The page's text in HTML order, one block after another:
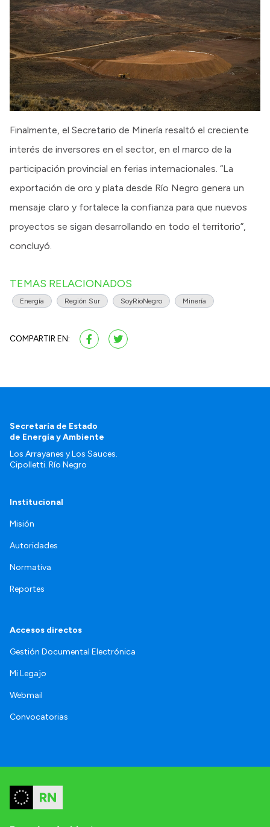
Finalmente, el Secretario de Minería resaltó el creciente
interés de inversores en el sector, en el marco de la
participación provincial en ferias internacionales. “La
exportación de oro y plata desde Río Negro genera un
mensaje claro y fortalece la confianza para que nuevos
proyectos se sigan desarrollando en todo el territorio”,
concluyó.
TEMAS RELACIONADOS
Energía Región Sur SoyRioNegro Minería
COMPARTIR EN:
Secretaría de Estado
de Energía y Ambiente
Los Arrayanes y Los Sauces.
Cipolletti. Río Negro
Institucional
Misión
Autoridades
Normativa
Reportes
Accesos directos
Gestión Documental Electrónica
Mi Legajo
Webmail
Convocatorias